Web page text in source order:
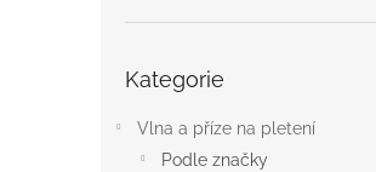
kategorie
Kategorie
Vlna a příze na pletení
Podle značky